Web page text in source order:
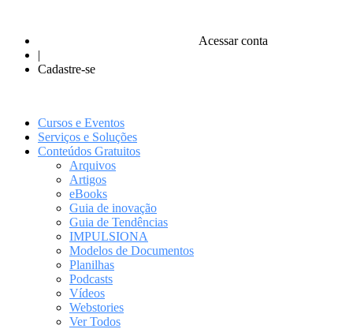
Acessar conta
|
Cadastre-se
Cursos e Eventos
Serviços e Soluções
Conteúdos Gratuitos
Arquivos
Artigos
eBooks
Guia de inovação
Guia de Tendências
IMPULSIONA
Modelos de Documentos
Planilhas
Podcasts
Vídeos
Webstories
Ver Todos